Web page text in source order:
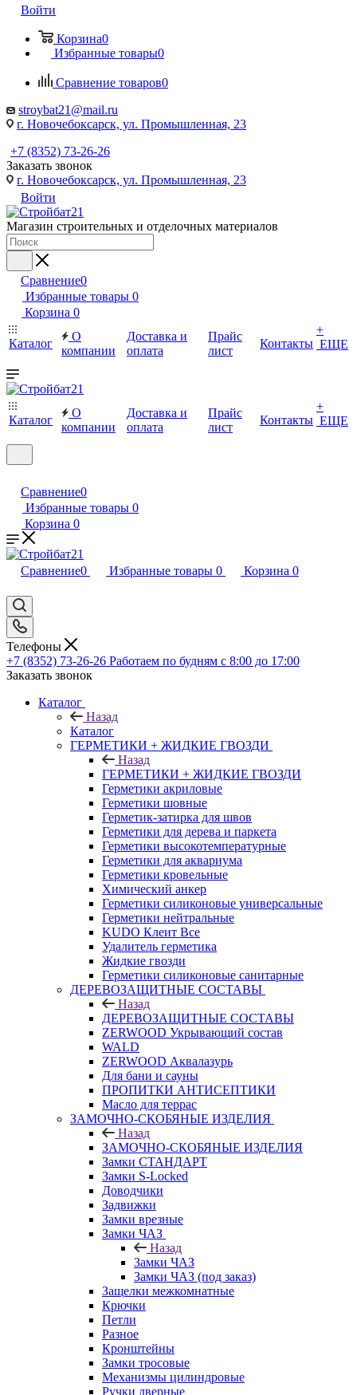
Войти
Корзина0
Избранные товары0
Сравнение товаров0
stroybat21@mail.ru
г. Новочебоксарск, ул. Промышленная, 23
+7 (8352) 73-26-26
Заказать звонок
г. Новочебоксарск, ул. Промышленная, 23
Войти
Магазин строительных и отделочных материалов
Сравнение0
Избранные товары 0
Корзина 0
Каталог
О
компании
Доставка и
оплата
Прайс
лист
Контакты
+
ЕЩЕ
Каталог
О
компании
Доставка и
оплата
Прайс
лист
Контакты
+
ЕЩЕ
Сравнение0
Избранные товары 0
Корзина 0
Сравнение0 Избранные товары 0 Корзина 0
Телефоны
+7 (8352) 73-26-26 Работаем по будням с 8:00 до 17:00
Заказать звонок
Каталог
Назад
Каталог
ГЕРМЕТИКИ + ЖИДКИЕ ГВОЗДИ
Назад
ГЕРМЕТИКИ + ЖИДКИЕ ГВОЗДИ
Герметики акриловые
Герметики шовные
Герметик-затирка для швов
Герметики для дерева и паркета
Герметики высокотемпературные
Герметики для аквариума
Герметики кровельные
Химический анкер
Герметики силиконовые универсальные
Герметики нейтральные
KUDO Клеит Все
Удалитель герметика
Жидкие гвозди
Герметики силиконовые санитарные
ДЕРЕВОЗАЩИТНЫЕ СОСТАВЫ
Назад
ДЕРЕВОЗАЩИТНЫЕ СОСТАВЫ
ZERWOOD Укрывающий состав
WALD
ZERWOOD Аквалазурь
Для бани и сауны
ПРОПИТКИ АНТИСЕПТИКИ
Масло для террас
ЗАМОЧНО-СКОБЯНЫЕ ИЗДЕЛИЯ
Назад
ЗАМОЧНО-СКОБЯНЫЕ ИЗДЕЛИЯ
Замки СТАНДАРТ
Замки S-Locked
Доводчики
Задвижки
Замки врезные
Замки ЧАЗ
Назад
Замки ЧАЗ
Замки ЧАЗ (под заказ)
Защелки межкомнатные
Крючки
Петли
Разное
Кронштейны
Замки тросовые
Механизмы цилиндровые
Ручки дверные